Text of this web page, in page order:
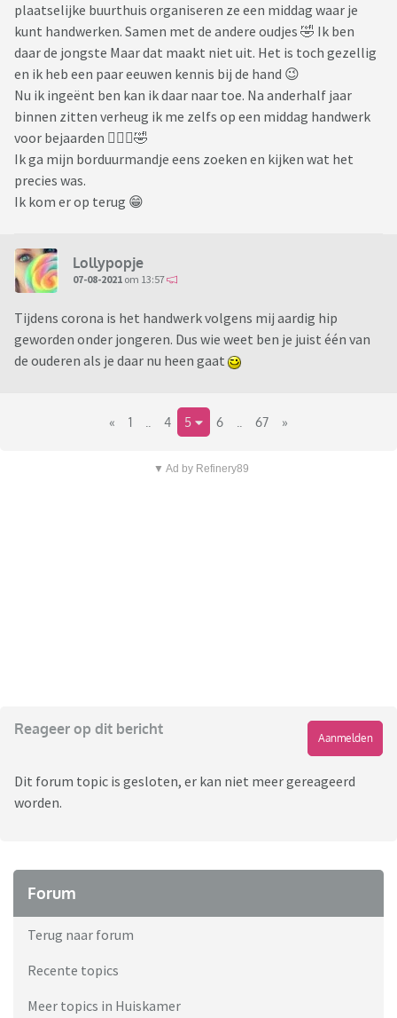
plaatselijke buurthuis organiseren ze een middag waar je
kunt handwerken. Samen met de andere oudjes 🤣 Ik ben
daar de jongste Maar dat maakt niet uit. Het is toch gezellig
en ik heb een paar eeuwen kennis bij de hand 😉
Nu ik ingeënt ben kan ik daar naar toe. Na anderhalf jaar
binnen zitten verheug ik me zelfs op een middag handwerk
voor bejaarden 🤦🏼‍♀️🤣
Ik ga mijn borduurmandje eens zoeken en kijken wat het
precies was.
Ik kom er op terug 😁
Lollypopje
07-08-2021 om 13:57
Tijdens corona is het handwerk volgens mij aardig hip
geworden onder jongeren. Dus wie weet ben je juist één van
de ouderen als je daar nu heen gaat
« 1 4 5 6 67 »
▼ Ad by Refinery89
Reageer op dit bericht
Aanmelden
Dit forum topic is gesloten, er kan niet meer gereageerd
worden.
Forum
Terug naar forum
Recente topics
Meer topics in Huiskamer